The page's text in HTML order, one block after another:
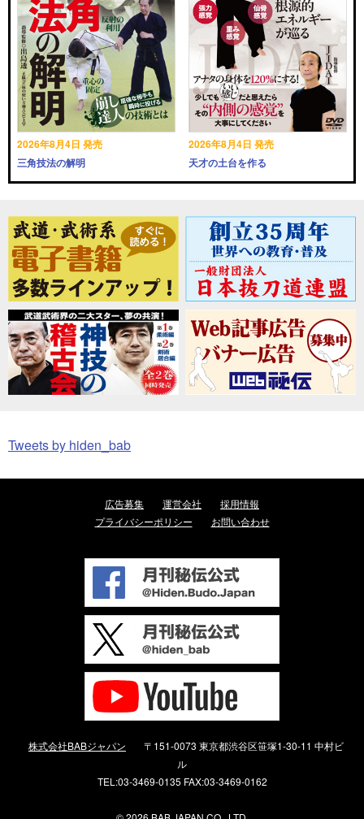
2026年8月4日 発売
三角技法の解明
2026年8月4日 発売
天才の土台を作る
Tweets by hiden_bab
広告募集 運営会社
採用情報
プライバシーポリシー
お問い合わせ
株式会社BABジャパン
〒151-0073 東京都渋谷区笹塚1-30-11 中村ビ
ル
TEL:03-3469-0135 FAX:03-3469-0162